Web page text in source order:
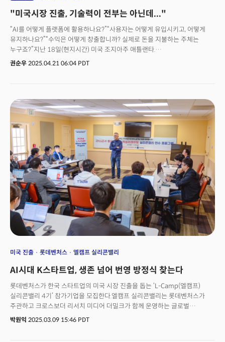
"미국시장 진출, 기술력이 전부는 아닌데..."
“AI를 어떻게 플랫폼에 활용하나요?”“사용자는 어떻게 유입시키고, 어떻게
유지하나요?”“수익은 어떻게 창출합니까? 실제로 돈을 지불하는 주체는
누구죠?”지난 18일(현지시간) 미국 조지아주 애틀랜타.
세계한인비즈니스대회 한복판에서 열린 스타트업 피칭 무대에는 날카롭고
집중 공세가 이어졌다. 기술적 활용에서부터 비즈니스 모델, 마케팅 전략, 수익
구조에 이르기까지, 날카로운 질문 공세에 발표자들의 긴장한 모습이
역력했다.피칭은 영어로만 진행됐다. 일부 미국 현지 심사위원들의 빠르고
복잡한 질문에는 한국 심사진이 간혹 통역을 맡아주는 장면도 연출됐다.
이날의 피칭 무대는 단순한 소개 자리가 아니었다. 2023년 애너하임에서
열린 제21차 세계한인비즈니스대회에 이어 다시 한 번 개최된 이번 대회는,
미국 진출을 노리는 K스타트업에게 실질적인 투자 연결의 기회를 제공하는
장이었다.행사장은 열기로 가득했다. 기업 대표와 실무 담당자들은 때론
유려한 프레젠테이션으로, 때론 거친 영어로, 자신들의 제품과 서비스를
소개하며 미국 벤처캐피털과의 연결 고리를 만들어갔다.대회는 정부, 기관,
기업 관계자들이 대거 참여하면서 실용성과 효율성이 배가된, 실질적인
비즈니스 확장 플랫폼으로 평가받고 있다.실제 현장에서 느껴진 분위기는
명확했다. 스타트업들에게 이 무대는 더 이상 연습장이 아니었다. 심사위원 중
한 명은 "피칭에 참가한 건설자재 기업 중 한 곳을 눈여겨보고 있다"며 "투자는
봤다"고 귀뜸했다. 단순한 스타트업 피칭이 아닌, 미국 시장 진입을 향한
권순우 2025.04.21 06:04 PDT
미국 진출 롯데벤처스 엘캠프 실리콘밸리
AI시대 K스타트업, 생존 넘어 번영 방정식 찾는다
롯데벤처스가 한국 스타트업의 미국 시장 진출을 돕는 ‘L-Camp(엘캠프)
실리콘밸리 4기’ 참가기업을 모집한다.엘캠프 실리콘밸리는 롯데벤처스가
주관하고 크로스보더 리서치 미디어 더밀크가 함께 운영하는 글로벌
액셀러레이팅 프로그램이다. 국내 유망 스타트업의 글로벌 사업 진출을
박원익 2025.03.09 15:46 PDT